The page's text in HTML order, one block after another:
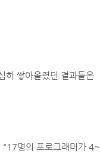
히 쌓아올렸던 결과들은
"17명의 프로그래머가 4~